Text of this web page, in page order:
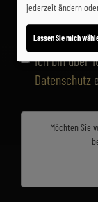
Ich bin über
Datenschutz
Möchten Sie
jederzeit ändern
Lassen Sie mich